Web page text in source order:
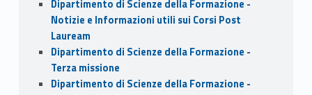
Dipartimento di Scienze della Formazione -
Notizie e Informazioni utili sui Corsi Post
Lauream
Dipartimento di Scienze della Formazione -
Terza missione
Dipartimento di Scienze della Formazione -